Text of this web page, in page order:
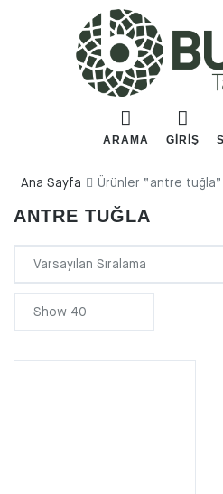
ARAMA GIRIŞ
Ana Sayfa Ürünler “antre
ANTRE TUĞLA